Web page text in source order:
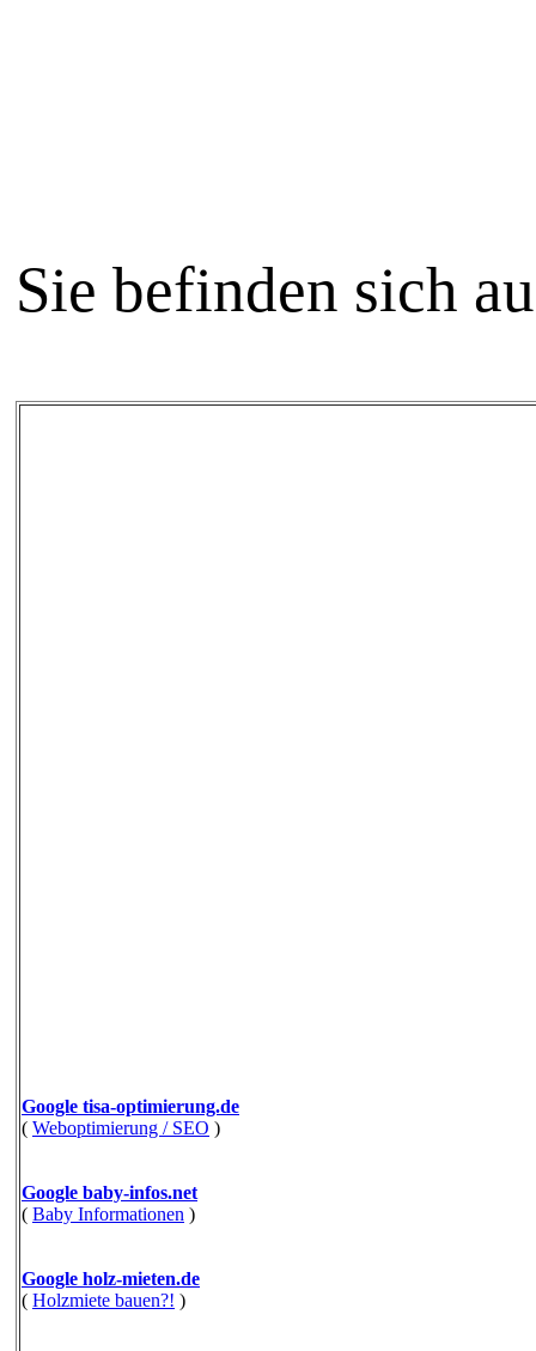
Sie befinden sich
Google tisa-optimierung.de
( Weboptimierung / SEO )
Google baby-infos.net
( Baby Informationen )
Google holz-mieten.de
( Holzmiete bauen?! )